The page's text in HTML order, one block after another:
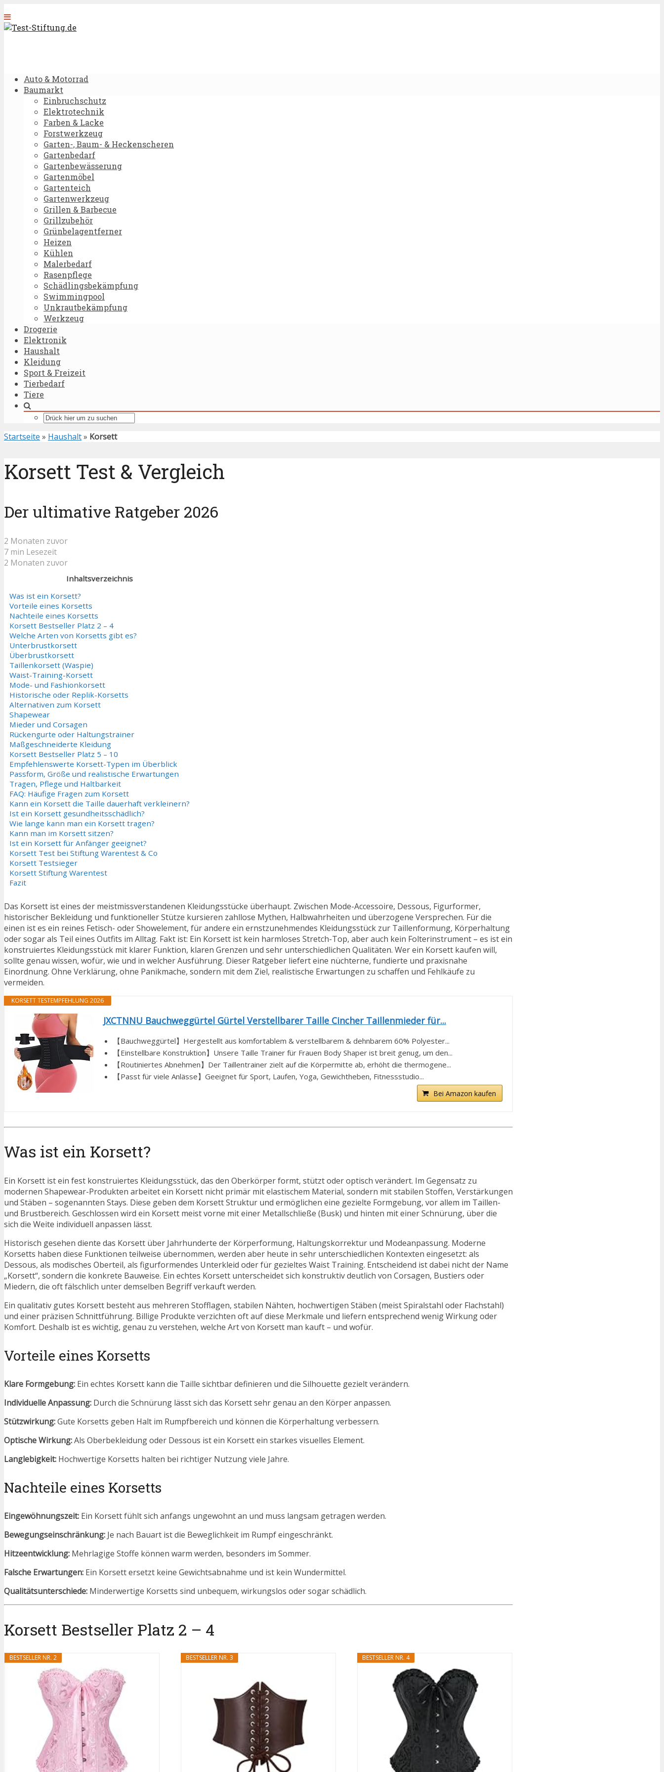
Auto & Motorrad
Baumarkt
Einbruchschutz
Elektrotechnik
Farben & Lacke
Forstwerkzeug
Garten-, Baum- & Heckenscheren
Gartenbedarf
Gartenbewässerung
Gartenmöbel
Gartenteich
Gartenwerkzeug
Grillen & Barbecue
Grillzubehör
Grünbelagentferner
Heizen
Kühlen
Malerbedarf
Rasenpflege
Schädlingsbekämpfung
Swimmingpool
Unkrautbekämpfung
Werkzeug
Drogerie
Elektronik
Haushalt
Kleidung
Sport & Freizeit
Tierbedarf
Tiere
Startseite » Haushalt» Korsett
Korsett Test & Vergleich
Der ultimative Ratgeber 2026
2 Monaten zuvor
7 min Lesezeit
2 Monaten zuvor
Inhaltsverzeichnis
Was ist ein Korsett?
Vorteile eines Korsetts
Nachteile eines Korsetts
Korsett Bestseller Platz 2 – 4
Welche Arten von Korsetts gibt es?
Unterbrustkorsett
Überbrustkorsett
Taillenkorsett (Waspie)
Waist-Training-Korsett
Mode- und Fashionkorsett
Historische oder Replik-Korsetts
Alternativen zum Korsett
Shapewear
Mieder und Corsagen
Rückengurte oder Haltungstrainer
Maßgeschneiderte Kleidung
Korsett Bestseller Platz 5 – 10
Empfehlenswerte Korsett-Typen im Überblick
Passform, Größe und realistische Erwartungen
Tragen, Pflege und Haltbarkeit
FAQ: Häufige Fragen zum Korsett
Kann ein Korsett die Taille dauerhaft verkleinern?
Ist ein Korsett gesundheitsschädlich?
Wie lange kann man ein Korsett tragen?
Kann man im Korsett sitzen?
Ist ein Korsett für Anfänger geeignet?
Korsett Test bei Stiftung Warentest & Co
Korsett Testsieger
Korsett Stiftung Warentest
Fazit
Das Korsett ist eines der meistmissverstandenen Kleidungsstücke überhaupt. Zwischen Mode-Accessoire, Dessous, Figurformer,
historischer Bekleidung und funktioneller Stütze kursieren zahllose Mythen, Halbwahrheiten und überzogene Versprechen. Für die
einen ist es ein reines Fetisch- oder Showelement, für andere ein ernstzunehmendes Kleidungsstück zur Taillenformung, Körperhaltung
oder sogar als Teil eines Outfits im Alltag. Fakt ist: Ein Korsett ist kein harmloses Stretch-Top, aber auch kein Folterinstrument – es ist ein
konstruiertes Kleidungsstück mit klarer Funktion, klaren Grenzen und sehr unterschiedlichen Qualitäten. Wer ein Korsett kaufen will,
sollte genau wissen, wofür, wie und in welcher Ausführung. Dieser Ratgeber liefert eine nüchterne, fundierte und praxisnahe
Einordnung. Ohne Verklärung, ohne Panikmache, sondern mit dem Ziel, realistische Erwartungen zu schaffen und Fehlkäufe zu
vermeiden.
KORSETT TESTEMPFEHLUNG 2026
JXCTNNU Bauchweggürtel Gürtel Verstellbarer Taille Cincher Taillenmieder für...
【Bauchweggürtel】Hergestellt aus komfortablem & verstellbarem & dehnbarem 60% Polyester...
【Einstellbare Konstruktion】Unsere Taille Trainer für Frauen Body Shaper ist breit genug, um den...
【Routiniertes Abnehmen】Der Taillentrainer zielt auf die Körpermitte ab, erhöht die thermogene...
【Passt für viele Anlässe】Geeignet für Sport, Laufen, Yoga, Gewichtheben, Fitnessstudio...
Bei Amazon kaufen
Was ist ein Korsett?
Ein Korsett ist ein fest konstruiertes Kleidungsstück, das den Oberkörper formt, stützt oder optisch verändert. Im Gegensatz zu
modernen Shapewear-Produkten arbeitet ein Korsett nicht primär mit elastischem Material, sondern mit stabilen Stoffen, Verstärkungen
und Stäben – sogenannten Stays. Diese geben dem Korsett Struktur und ermöglichen eine gezielte Formgebung, vor allem im Taillen-
und Brustbereich. Geschlossen wird ein Korsett meist vorne mit einer Metallschließe (Busk) und hinten mit einer Schnürung, über die
sich die Weite individuell anpassen lässt.
Historisch gesehen diente das Korsett über Jahrhunderte der Körperformung, Haltungskorrektur und Modeanpassung. Moderne
Korsetts haben diese Funktionen teilweise übernommen, werden aber heute in sehr unterschiedlichen Kontexten eingesetzt: als
Dessous, als modisches Oberteil, als figurformendes Unterkleid oder für gezieltes Waist Training. Entscheidend ist dabei nicht der Name
„Korsett“, sondern die konkrete Bauweise. Ein echtes Korsett unterscheidet sich konstruktiv deutlich von Corsagen, Bustiers oder
Miedern, die oft fälschlich unter demselben Begriff verkauft werden.
Ein qualitativ gutes Korsett besteht aus mehreren Stofflagen, stabilen Nähten, hochwertigen Stäben (meist Spiralstahl oder Flachstahl)
und einer präzisen Schnittführung. Billige Produkte verzichten oft auf diese Merkmale und liefern entsprechend wenig Wirkung oder
Komfort. Deshalb ist es wichtig, genau zu verstehen, welche Art von Korsett man kauft – und wofür.
Vorteile eines Korsetts
Klare Formgebung: Ein echtes Korsett kann die Taille sichtbar definieren und die Silhouette gezielt verändern.
Individuelle Anpassung: Durch die Schnürung lässt sich das Korsett sehr genau an den Körper anpassen.
Stützwirkung:Gute Korsetts geben Halt im Rumpfbereich und können die Körperhaltung verbessern.
Optische Wirkung:Als Oberbekleidung oder Dessous ist ein Korsett ein starkes visuelles Element.
Langlebigkeit: Hochwertige Korsetts halten bei richtiger Nutzung viele Jahre.
Nachteile eines Korsetts
Eingewöhnungszeit: Ein Korsett fühlt sich anfangs ungewohnt an und muss langsam getragen werden.
Bewegungseinschränkung: Je nach Bauart ist die Beweglichkeit im Rumpf eingeschränkt.
Hitzeentwicklung: Mehrlagige Stoffe können warm werden, besonders im Sommer.
Falsche Erwartungen: Ein Korsett ersetzt keine Gewichtsabnahme und ist kein Wundermittel.
Qualitätsunterschiede: Minderwertige Korsetts sind unbequem, wirkungslos oder sogar schädlich.
Korsett Bestseller Platz 2 – 4
BESTSELLER NR. 2 BESTSELLER NR. 3 BESTSELLER NR. 4